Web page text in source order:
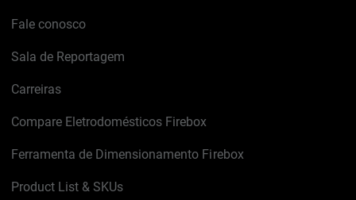
Fale conosco
Sala de Reportagem
Carreiras
Compare Eletrodomésticos Firebox
Ferramenta de Dimensionamento Firebox
Product List & SKUs